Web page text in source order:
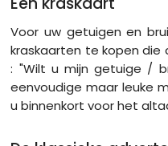
Voor uw getuigen en
kraskaarten te kopen die
: "Wilt u mijn getuige /
eenvoudige maar leuke
u binnenkort voor het